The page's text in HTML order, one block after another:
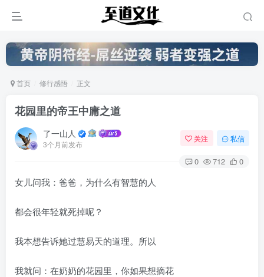
首页 修行感悟 正文
花园里的帝王中庸之道
了一山人
3个月前发布
关注 私信
0 712 0
女儿问我：爸爸，为什么有智慧的人
都会很年轻就死掉呢？
我本想告诉她过慧易天的道理。所以
我就问：在奶奶的花园里，你如果想摘花